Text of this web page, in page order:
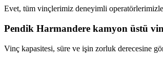
Evet, tüm vinçlerimiz deneyimli
Pendik Harmandere kamyon üstü
Vinç kapasitesi, süre ve işin zorluk derecesine